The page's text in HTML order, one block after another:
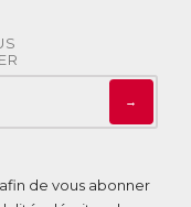
→
de vous abonner